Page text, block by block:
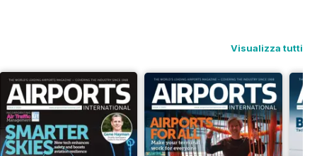
Visualizza tutti